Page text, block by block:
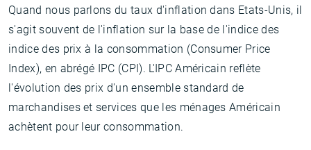
Quand nous parlons du taux d'inflation dans Etats-Unis, il
s'agit souvent de l'inflation sur la base de l'indice des
indice des prix à la consommation (Consumer Price
Index), en abrégé IPC (CPI). L'IPC Américain reflète
l'évolution des prix d'un ensemble standard de
marchandises et services que les ménages Américain
achètent pour leur consommation.